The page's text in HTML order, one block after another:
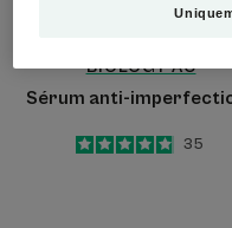
BIOLOGY AC
Sérum anti-
4.9
/
5
35